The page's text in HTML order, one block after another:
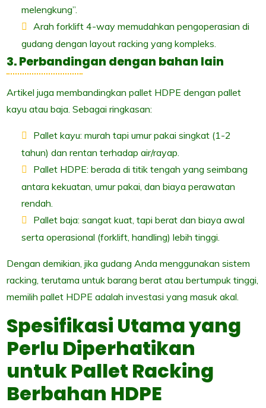
melengkung”.
Arah forklift 4-way memudahkan pengoperasian di
gudang dengan layout racking yang kompleks.
3. Perbandingan dengan bahan lain
Artikel juga membandingkan pallet HDPE dengan pallet
kayu atau baja. Sebagai ringkasan:
Pallet kayu: murah tapi umur pakai singkat (1-2
tahun) dan rentan terhadap air/rayap.
Pallet HDPE: berada di titik tengah yang seimbang
antara kekuatan, umur pakai, dan biaya perawatan
rendah.
Pallet baja: sangat kuat, tapi berat dan biaya awal
serta operasional (forklift, handling) lebih tinggi.
Dengan demikian, jika gudang Anda menggunakan sistem
racking, terutama untuk barang berat atau bertumpuk tinggi,
memilih pallet HDPE adalah investasi yang masuk akal.
Spesifikasi Utama yang
Perlu Diperhatikan
untuk Pallet Racking
Berbahan HDPE